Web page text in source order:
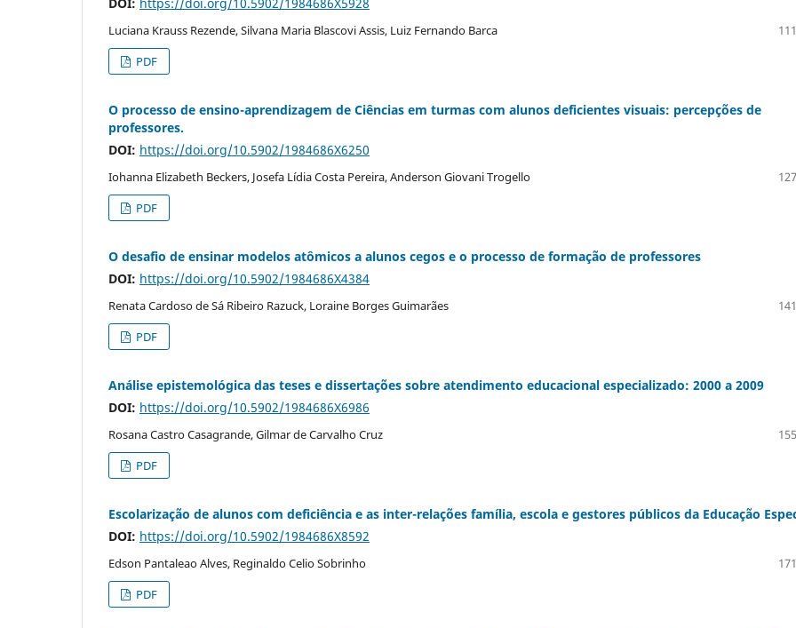
Luciana Krauss Rezende, Silvana Maria Blascovi Assis, Luiz Fernando Barca
PDF
O processo de ensino-aprendizagem de Ciências em turmas com alunos deficientes visuais: percepções de
professores.
DOI: https://doi.org/10.5902/1984686X6250
Iohanna Elizabeth Beckers, Josefa Lídia Costa Pereira, Anderson Giovani Trogello
PDF
O desafio de ensinar modelos atômicos a alunos cegos e o processo de formação de professores
DOI: https://doi.org/10.5902/1984686X4384
Renata Cardoso de Sá Ribeiro Razuck, Loraine Borges Guimarães
PDF
Análise epistemológica das teses e dissertações sobre atendimento educacional especializado: 2000 a 2009
DOI: https://doi.org/10.5902/1984686X6986
Rosana Castro Casagrande, Gilmar de Carvalho Cruz
PDF
Escolarização de alunos com deficiência e as inter-relações família, escola e gestores públicos da Educação
DOI: https://doi.org/10.5902/1984686X8592
Edson Pantaleao Alves, Reginaldo Celio Sobrinho
PDF